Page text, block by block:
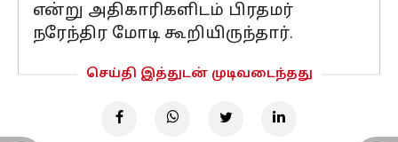
என்று அதிகாரிகளிடம் பிரதமர்
நரேந்திர மோடி கூறியிருந்தார்.
செய்தி இத்துடன் முடிவடைந்தது